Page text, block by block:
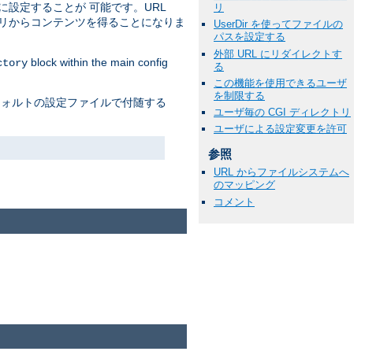
設定することが 可能です。URL
からコンテンツを得ることになりま
block within the main config
ルトの設定ファイルで付随する
リ
UserDir を使ってファイルの
パスを設定する
外部 URL にリダイレクトす
る
この機能を使用できるユーザ
を制限する
ユーザ毎の CGI ディレクトリ
ユーザによる設定変更を許可
参照
URL からファイルシステムへ
のマッピング
コメント